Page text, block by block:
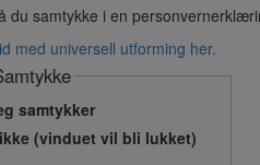
du samtykke i en
med universell utforming her.
samtykker
(vinduet vil bli lukket)